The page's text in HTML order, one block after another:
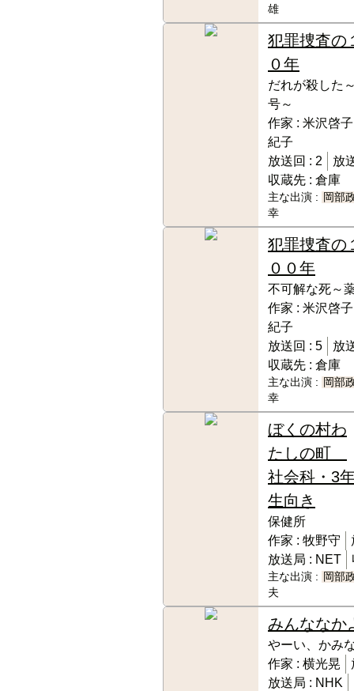
雄
犯罪捜査の
０年
だれが殺した
号～
作家 : 米沢啓
紀子
放送回 : 2
放
収蔵先 : 倉庫
主な出演 : 岡部
幸
犯罪捜査の
００年
不可解な死～
作家 : 米沢啓
紀子
放送回 : 5
放
収蔵先 : 倉庫
主な出演 : 岡部
幸
ぼくの村わ
たしの町
社会科・3
生向き
保健所
作家 : 牧野守
放送局 : NET
主な出演 : 岡部
夫
みんななか
やーい、かみ
作家 : 横光晃
放送局 : NHK